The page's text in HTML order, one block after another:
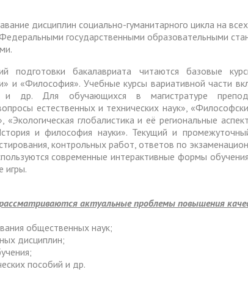
образовательные услуги
Финансово-
деятельность
сотрудничество
Организация
Информация
высшего
сотрудников и
вопросам
инфекции и
дистанционного
платной основе
поступающих из
Для
Херсонской
поступающих на целевое
Дополнительный
дисциплин социально-гуманитарного цикла на
государственными образовательными
подготовки бакалавриата читаются базовые
и «Философия». Учебные курсы вариативной части
и др. Для обучающихся в магистратуре
естественных и технических наук»,
глобалистика и её региональные
и философия науки». Текущий и
контрольных работ, ответов по
современные интерактивные формы
игры.
актуальные проблемы повышения
общественных наук;
дисциплин;
пособий и др.